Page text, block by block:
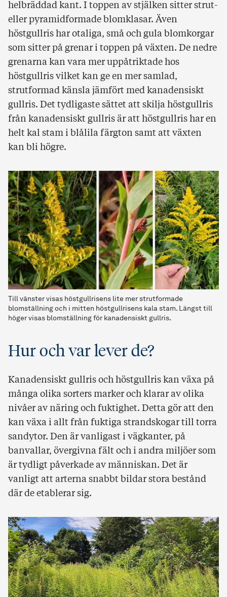
helbräddad kant. I toppen av stjälken sitter strut-
eller pyramidformade blomklasar. Även
höstgullris har otaliga, små och gula blomkorgar
som sitter på grenar i toppen på växten. De nedre
grenarna kan vara mer uppåtriktade hos
höstgullris vilket kan ge en mer samlad,
strutformad känsla jämfört med kanadensiskt
gullris. Det tydligaste sättet att skilja höstgullris
från kanadensiskt gullris är att höstgullris har en
helt kal stam i blålila färgton samt att växten
kan bli högre.
Till vänster visas höstgullrisens lite mer strutformade
blomställning och i mitten höstgullrisens kala stam. Längst till
höger visas blomställning för kanadensiskt gullris.
Hur och var lever de?
Kanadensiskt gullris och höstgullris kan växa på
många olika sorters marker och klarar av olika
nivåer av näring och fuktighet. Detta gör att den
kan växa i allt från fuktiga strandskogar till torra
sandytor. Den är vanligast i vägkanter, på
banvallar, övergivna fält och i andra miljöer som
är tydligt påverkade av människan. Det är
vanligt att arterna snabbt bildar stora bestånd
där de etablerar sig.